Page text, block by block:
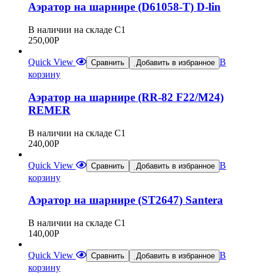
Аэратор на шарнире (D61058-T) D-lin
В наличии на складе С1
250,00Р
Quick View Сравнить Добавить в избранное В
корзину
Аэратор на шарнире (RR-82 F22/М24)
REMER
В наличии на складе С1
240,00Р
Quick View Сравнить Добавить в избранное В
корзину
Аэратор на шарнире (ST2647) Santera
В наличии на складе С1
140,00Р
Quick View Сравнить Добавить в избранное В
корзину